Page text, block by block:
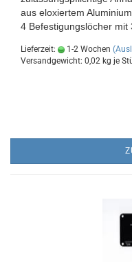
aus eloxiertem Aluminium
4 Befestigungslöcher
Lieferzeit: 1-2 Wochen
Versandgewicht: 0,02 kg je